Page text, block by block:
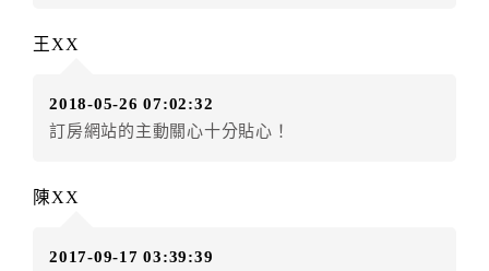
額3個月
．訂房者使用「保留住宿金額」時，請注意！為避免飯
店客滿，敬請及早計畫，如逾時未提出申辦，視同無條
．每筆訂單異動限定乙次，限原訂飯店，異動完成後不
王XX
2018-05-26 07:02:32
訂房網站的主動關心十分貼心！
陳XX
2017-09-17 03:39:39